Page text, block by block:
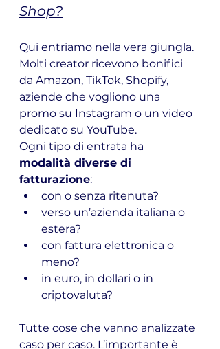
Shop?
Qui entriamo nella vera giungla.
Molti creator ricevono bonifici
da Amazon, TikTok, Shopify,
aziende che vogliono una
promo su Instagram o un video
dedicato su YouTube.
Ogni tipo di entrata ha
modalità diverse di
fatturazione:
con o senza ritenuta?
verso un’azienda italiana o
estera?
con fattura elettronica o
meno?
in euro, in dollari o in
criptovaluta?
Tutte cose che vanno analizzate
caso per caso. L’importante è